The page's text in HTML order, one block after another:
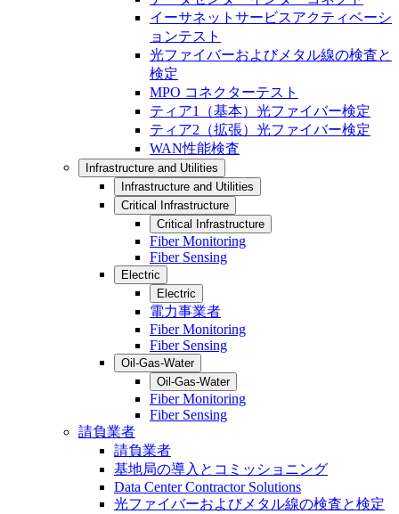
イーサネットサービスアクティベーシ
ョンテスト
光ファイバーおよびメタル線の検査と
検定
MPO コネクターテスト
ティア1（基本）光ファイバー検定
ティア2（拡張）光ファイバー検定
WAN性能検査
Infrastructure and Utilities
Infrastructure and Utilities
Critical Infrastructure
Critical Infrastructure
Fiber Monitoring
Fiber Sensing
Electric
Electric
電力事業者
Fiber Monitoring
Fiber Sensing
Oil-Gas-Water
Oil-Gas-Water
Fiber Monitoring
Fiber Sensing
請負業者
請負業者
基地局の導入とコミッショニング
Data Center Contractor Solutions
光ファイバーおよびメタル線の検査と検定